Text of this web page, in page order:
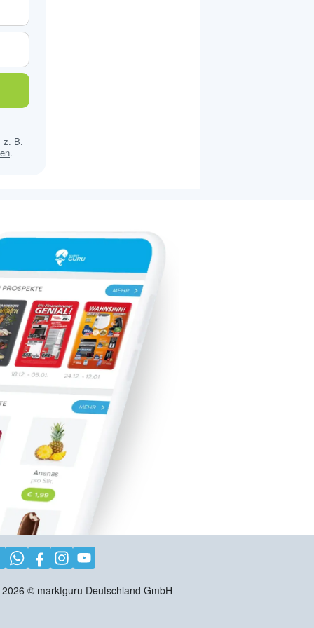
z. B.
.
2026 © marktguru Deutschland GmbH